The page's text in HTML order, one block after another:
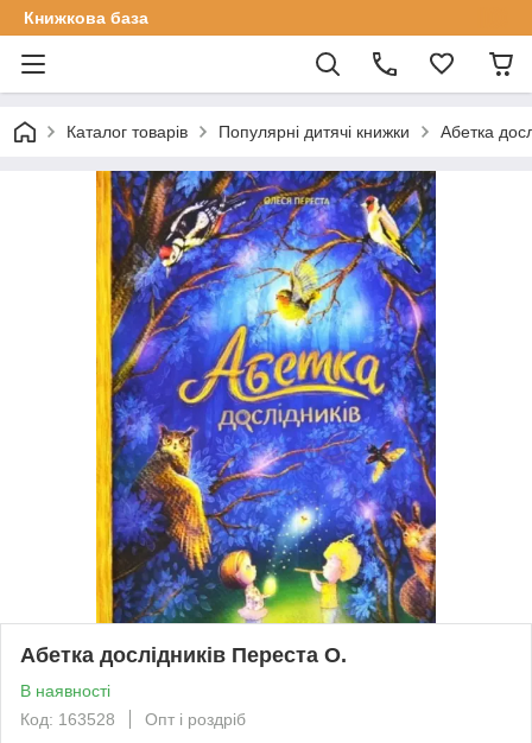
Книжкова база
Каталог товарів Популярні дитячі книжки Абетка
Абетка дослідників Переста О.
В наявності
Код: 163528
Опт і роздріб